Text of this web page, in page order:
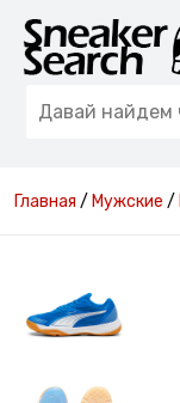
Главная / Мужские /